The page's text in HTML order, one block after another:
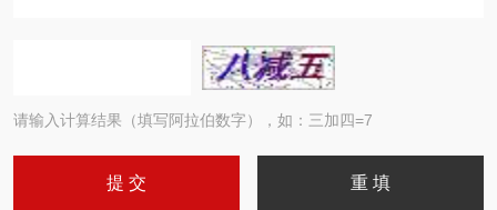
请输入计算结果（填写阿拉伯数字），如：三加四=7